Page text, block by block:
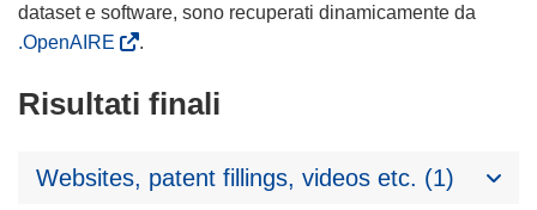
dataset e software, sono recuperati dinamicamente da
.OpenAIRE
.
Risultati finali
Websites, patent fillings, videos etc. (1)